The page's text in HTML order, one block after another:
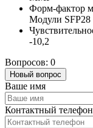
Форм-фактор
Модули SFP28
-10,2
Вопросов: 0
Новый вопрос
Ваше имя
Контактный телефон